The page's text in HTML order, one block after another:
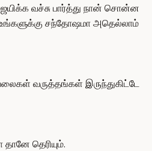
வச்சு பார்த்து நான் சொன்ன
சந்தோஷமா அதெல்லாம்
வருத்தங்கள் இருந்துகிட்டே
தெரியும்.